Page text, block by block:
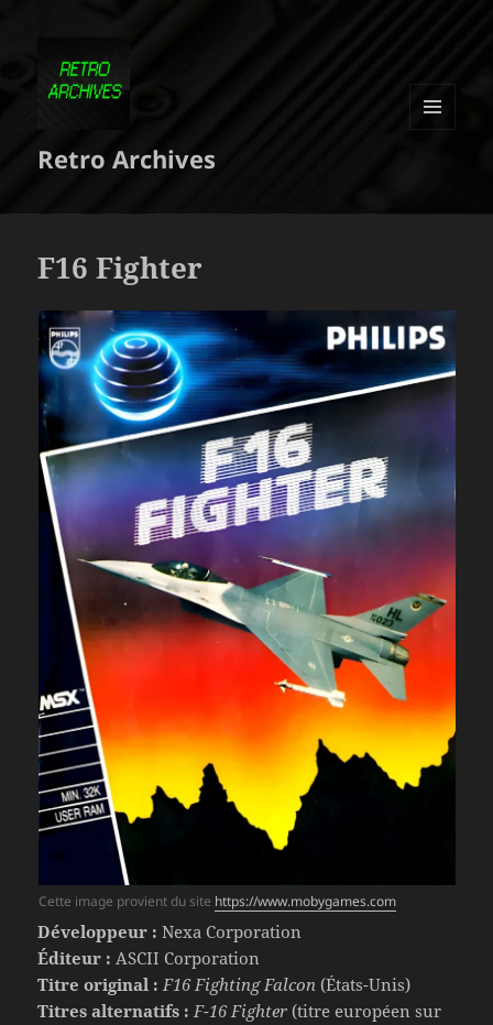
Retro Archives
F16 Fighter
Cette image provient du site https://www.mobygames.com
Développeur : Nexa Corporation
Éditeur : ASCII Corporation
Titre original : F16 Fighting Falcon (États-Unis)
Titres alternatifs :F-16 Fighter (titre européen sur